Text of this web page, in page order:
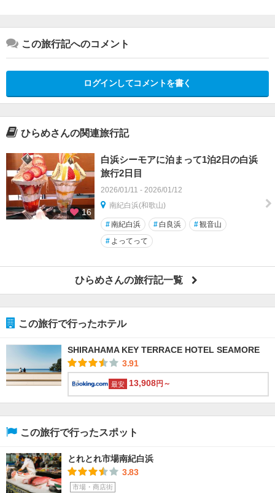
この旅行記へのコメント
ログインしてコメントを書く
ひらめさんの関連旅行記
16
白浜シーモアに泊まって1泊2日の白浜
旅行2日目
2026/01/11 - 2026/01/12
南紀白浜(和歌山)
#南紀白浜 # 白良浜 #観音山
# よってって
ひらめさんの旅行記一覧
この旅行で行ったホテル
SHIRAHAMA KEY TERRACE HOTEL SEAMORE
3.91
最安 13,908円～
この旅行で行ったスポット
とれとれ市場南紀白浜
3.83
市場・商店街